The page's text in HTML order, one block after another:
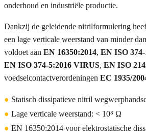
onderhoud en industriële productie.
Dankzij de geleidende nitrilformulering
een lage verticale weerstand van minder dan
voldoet aan EN 16350:2014, EN ISO
EN ISO 374-5:2016 VIRUS, EN ISO
voedselcontactverordeningen EC 1935/
● Statisch dissipatieve nitril
● Lage verticale weerstand: < 10⁸ Ω
● EN 16350:2014 voor elektrostatische